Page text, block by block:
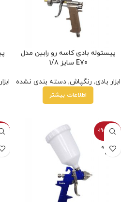
پیستوله بادی کاسه رو رابین مدل
E70 سایز 1/8
ابزار بادی, رنگپاش,دسته بندی نشده
اطلاعات بیشتر
-1900100%
فروخته
شده